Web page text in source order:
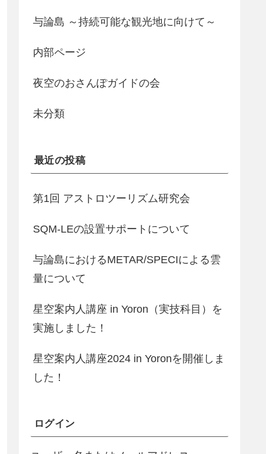
与論島 ～持続可能な観光地に向けて～
内部ページ
夜空のおさんぽガイドの会
未分類
最近の投稿
第1回 アストロツーリズム研究会
SQM-LEの設置サポートについて
与論島におけるMETAR/SPECIによる雲
量について
星空案内人講座 in Yoron（実技科目）を
実施しました！
星空案内人講座2024 in Yoronを開催しま
した！
ログイン